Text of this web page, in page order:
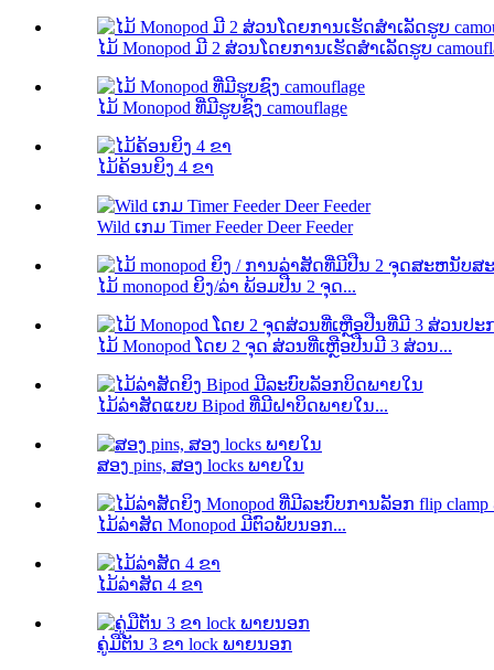
ໄມ້ Monopod ມີ 2 ສ່ວນໂດຍການເຮັດສໍາເລັດຮູບ
ໄມ້ Monopod ທີ່ມີຮູບຊົງ camouflage
ໄມ້ຄ້ອນຍິງ 4 ຂາ
Wild ເກມ Timer Feeder Deer Feeder
ໄມ້ monopod ຍິງ/ລ່າ ພ້ອມປືນ 2 ຈຸດ...
ໄມ້ Monopod ໂດຍ 2 ຈຸດ ສ່ວນທີ່ເຫຼືອປືນມີ 3 ສ່ວນ...
ໄມ້ລ່າສັດແບບ Bipod ທີ່ມີຝາບິດພາຍໃນ...
ສອງ pins, ສອງ locks ພາຍໃນ
ໄມ້​ລ່າ​ສັດ Monopod ມີ​ຕົວ​ພັບ​ນອກ...
ໄມ້ລ່າສັດ 4 ຂາ
ຄູ່ມືຕັນ 3 ຂາ lock ພາຍນອກ